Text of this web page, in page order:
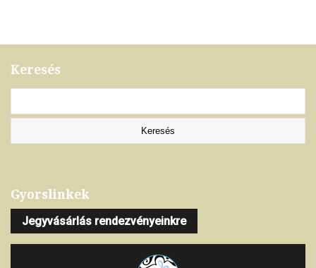
Keresés
Gyorslinkek
Jegyvásárlás rendezvényeinkre